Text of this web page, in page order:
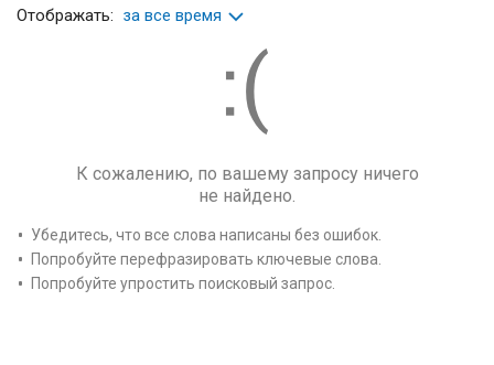
Отображать: за все время
К сожалению, по вашему запросу ничего
не найдено.
Убедитесь, что все слова написаны без ошибок.
Попробуйте перефразировать ключевые слова.
Попробуйте упростить поисковый запрос.